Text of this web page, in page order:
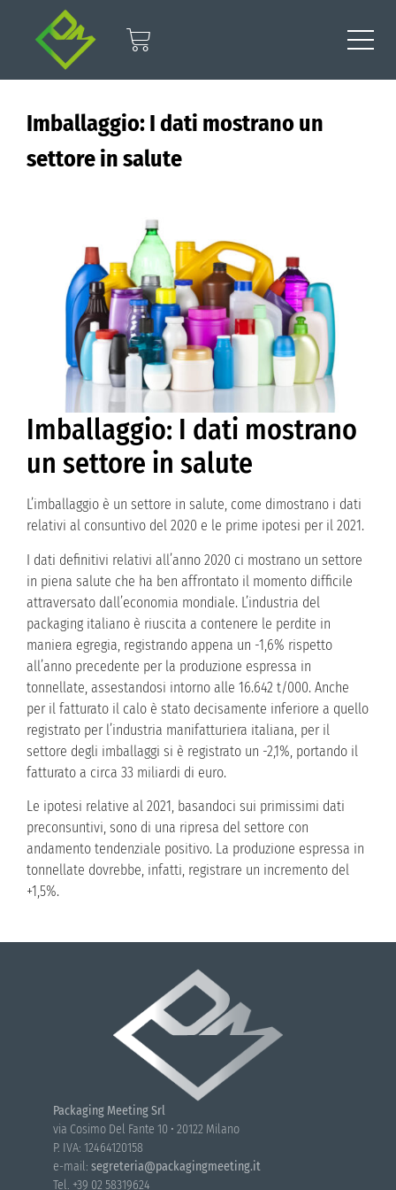
Imballaggio: I dati mostrano un
settore in salute
Imballaggio: I dati mostrano
un settore in salute
L’imballaggio è un settore in salute, come dimostrano i dati
relativi al consuntivo del 2020 e le prime ipotesi per il 2021.
I dati definitivi relativi all’anno 2020 ci mostrano un settore
in piena salute che ha ben affrontato il momento difficile
attraversato dall’economia mondiale. L’industria del
packaging italiano è riuscita a contenere le perdite in
maniera egregia, registrando appena un -1,6% rispetto
all’anno precedente per la produzione espressa in
tonnellate, assestandosi intorno alle 16.642 t/000. Anche
per il fatturato il calo è stato decisamente inferiore a quello
registrato per l’industria manifatturiera italiana, per il
settore degli imballaggi si è registrato un -2,1%, portando il
fatturato a circa 33 miliardi di euro.
Le ipotesi relative al 2021, basandoci sui primissimi dati
preconsuntivi, sono di una ripresa del settore con
andamento tendenziale positivo. La produzione espressa in
tonnellate dovrebbe, infatti, registrare un incremento del
+1,5%.
Packaging Meeting Srl
via Cosimo Del Fante 10 • 20122 Milano
P. IVA: 12464120158
e-mail: segreteria@packagingmeeting.it
Tel. +39 02 58319624